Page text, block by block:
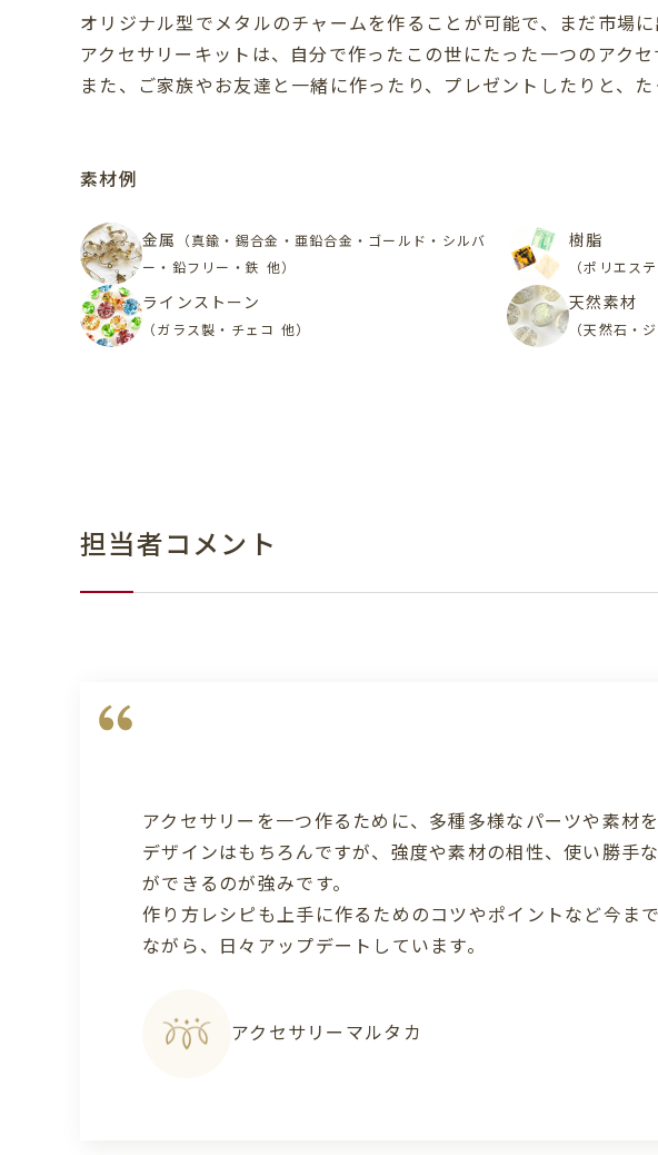
オリジナル型でメタルのチャームを作ることが可能で、まだ市場
アクセサリーキットは、自分で作ったこの世にたった一つのアク
また、ご家族やお友達と一緒に作ったり、プレゼントしたりと、
素材例
金属
（真鍮・錫合金・亜鉛合金・ゴールド・シルバ
ー・鉛フリー・鉄 他）
樹脂
（ポリエス
ラインストーン
（ガラス製・チェコ 他）
天然素材
（天然石・
担当者コメント
アクセサリーを一つ作るために、多種多様なパーツや素材を
デザインはもちろんですが、強度や素材の相性、使い勝手
ができるのが強みです。
作り方レシピも上手に作るためのコツやポイントなど今ま
ながら、日々アップデートしています。
アクセサリーマルタカ